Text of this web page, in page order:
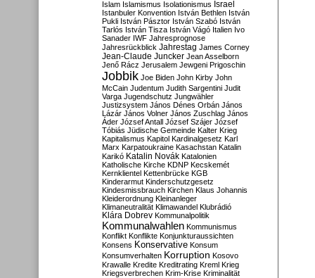
Islam Islamismus Isolationismus Israel
Istanbuler Konvention István Bethlen István
Pukli István Pásztor István Szabó István
Tarlós István Tisza István Vágó Italien Ivo
Sanader IWF Jahresprognose
Jahresrückblick Jahrestag James Corney
Jean-Claude Juncker Jean Asselborn
Jenő Rácz Jerusalem Jewgeni Prigoschin
Jobbik Joe Biden John Kirby John
McCain Judentum Judith Sargentini Judit
Varga Jugendschutz Jungwähler
Justizsystem János Dénes Orbán János
Lázár János Volner János Zuschlag János
Áder József Antall József Szájer József
Tóbiás Jüdische Gemeinde Kalter Krieg
Kapitalismus Kapitol Kardinalgesetz Karl
Marx Karpatoukraine Kasachstan Katalin
Karikó Katalin Novák Katalonien
Katholische Kirche KDNP Kecskemét
Kernklientel Kettenbrücke KGB
Kinderarmut Kinderschutzgesetz
Kindesmissbrauch Kirchen Klaus Johannis
Kleiderordnung Kleinanleger
Klimaneutralität Klimawandel Klubrádió
Klára Dobrev Kommunalpolitik
Kommunalwahlen Kommunismus
Konflikt Konflikte Konjunkturaussichten
Konsens Konservative Konsum
Konsumverhalten Korruption Kosovo
Krawalle Kredite Kreditrating Kreml Krieg
Kriegsverbrechen Krim-Krise Kriminalität